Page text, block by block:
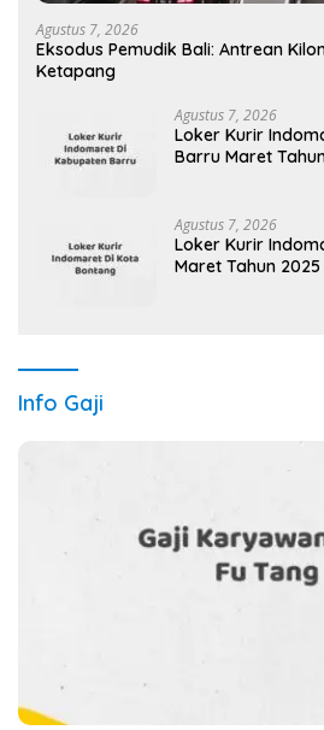
Agustus 7, 2026
Eksodus Pemudik Bali: Antrean
Ketapang
Agustus 7, 2026
Loker Kurir
Barru Maret
Agustus 7, 2026
Loker Kurir
Maret Tahun
Info Gaji